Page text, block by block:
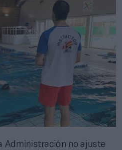
Administración no ajuste